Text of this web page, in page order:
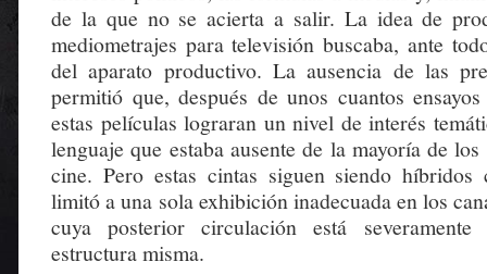
de la que no se acierta a salir. La idea de
mediometrajes para televisión buscaba, ante
del aparato productivo. La ausencia de las
permitió que, después de unos cuantos
estas películas lograran un nivel de interés
lenguaje que estaba ausente de la mayoría de
cine. Pero estas cintas siguen siendo híbridos
limitó a una sola exhibición inadecuada en los
cuya posterior circulación está
estructura misma.